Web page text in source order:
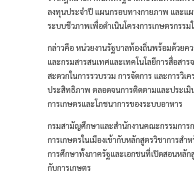
ลงทุนประจำปี แผนกรอบทางกายภาพ และแ
ระบบชีวภาพเพื่อดำเนินโครงการเกษตรกรรม
กล่าวคือ หน่วยงานรัฐบาลท้องถิ่นพร้อมด้วยค
และกรมสารสนเทศและเทคโนโลยีการสื่อส
สะดวกในการรวบรวม การจัดการ และการวิเ
ประสิทธิภาพ ตลอดจนการติดตามและประเ
การเกษตรและโภชนาการของระบบอาหาร
กรมสามัญศึกษาและสำนักงานคณะกรรมการ
การเกษตรในเมืองเข้ากับหลักสูตรวิชาการ
การศึกษาทั้งภาครัฐและเอกชนที่เปิดสอนหลั
กับการเกษตร